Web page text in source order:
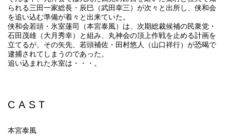
られる三田一家総長・辰巳（武田幸三）が次々と出所し、侠和会
を追い込む準備が着々と出来ていた。
侠和会若頭・氷室蓮司（本宮泰風）は、次期総裁候補の民衆党・
石田茂雄（大月秀幸）と組み、丸神会の頂上作戦を止める計画を
立てるが、その矢先、若頭補佐・田村悠人（山口祥行）が恐喝で
逮捕されてしまうのであった。
追い込まれた氷室は・・・。
CAST
本宮泰風